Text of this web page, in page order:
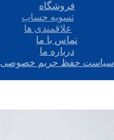
فروشگاه
تسویه حساب
علاقمندی ها
تماس با ما
درباره ما
سیاست حفظ حریم خصوصی